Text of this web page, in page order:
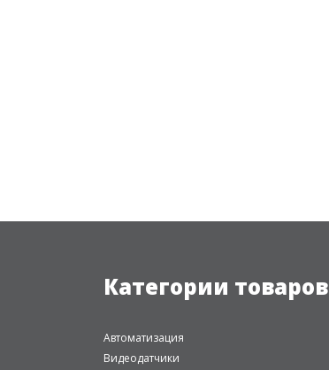
Категории товаров
Автоматизация
Видеодатчики